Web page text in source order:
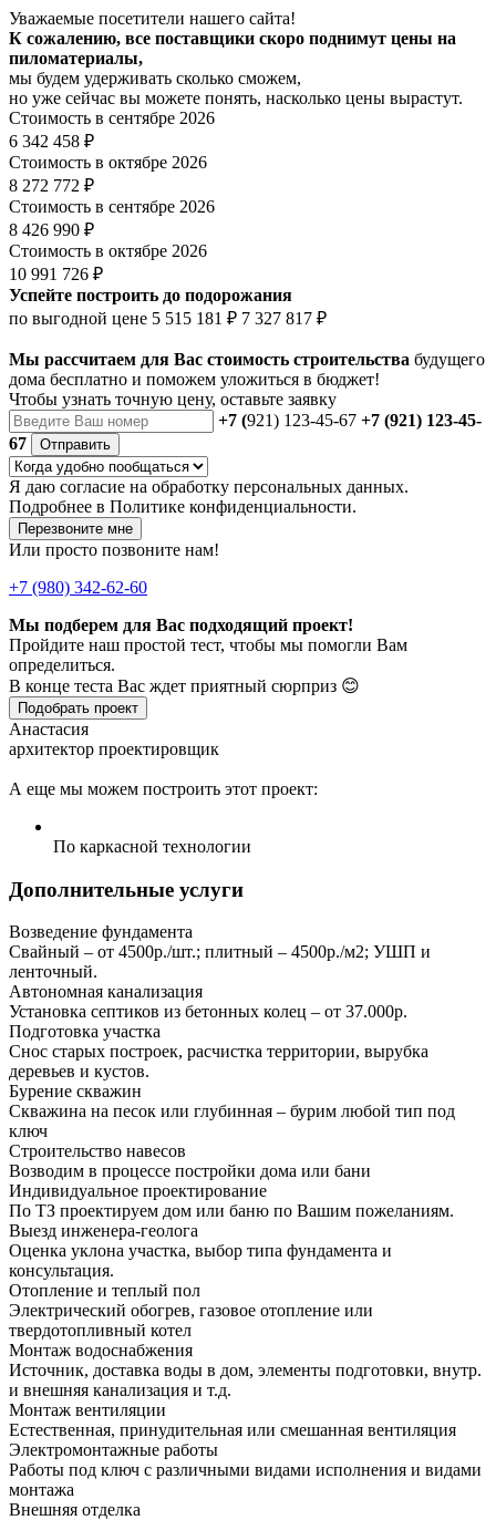
Уважаемые посетители нашего сайта!
К сожалению, все поставщики скоро поднимут цены на
пиломатериалы,
мы будем удерживать сколько сможем,
но уже сейчас вы можете понять, насколько цены вырастут.
Стоимость в сентябре 2026
6 342 458 ₽
Стоимость в октябре 2026
8 272 772 ₽
Стоимость в сентябре 2026
8 426 990 ₽
Стоимость в октябре 2026
10 991 726 ₽
Успейте построить до подорожания
по выгодной цене 5 515 181 ₽ 7 327 817 ₽
Мы рассчитаем для Вас стоимость строительства будущего
дома бесплатно и поможем уложиться в бюджет!
Чтобы узнать точную цену, оставьте заявку
+7 (921) 123-45-67 +7 (921) 123-45-
67
Отправить
Я даю согласие на обработку персональных данных.
Подробнее в Политике конфиденциальности.
Перезвоните мне
Или просто позвоните нам!
+7 (980) 342-62-60
Мы подберем для Вас подходящий проект!
Пройдите наш простой тест, чтобы мы помогли Вам
определиться.
В конце теста Вас ждет приятный сюрприз 😊
Подобрать проект
Анастасия
архитектор проектировщик
А еще мы можем построить этот проект:
По каркасной технологии
Дополнительные услуги
Возведение фундамента
Свайный – от 4500р./шт.; плитный – 4500р./м2; УШП и
ленточный.
Автономная канализация
Установка септиков из бетонных колец – от 37.000р.
Подготовка участка
Снос старых построек, расчистка территории, вырубка
деревьев и кустов.
Бурение скважин
Скважина на песок или глубинная – бурим любой тип под
ключ
Строительство навесов
Возводим в процессе постройки дома или бани
Индивидуальное проектирование
По ТЗ проектируем дом или баню по Вашим пожеланиям.
Выезд инженера-геолога
Оценка уклона участка, выбор типа фундамента и
консультация.
Отопление и теплый пол
Электрический обогрев, газовое отопление или
твердотопливный котел
Монтаж водоснабжения
Источник, доставка воды в дом, элементы подготовки, внутр.
и внешняя канализация и т.д.
Монтаж вентиляции
Естественная, принудительная или смешанная вентиляция
Электромонтажные работы
Работы под ключ с различными видами исполнения и видами
монтажа
Внешняя отделка